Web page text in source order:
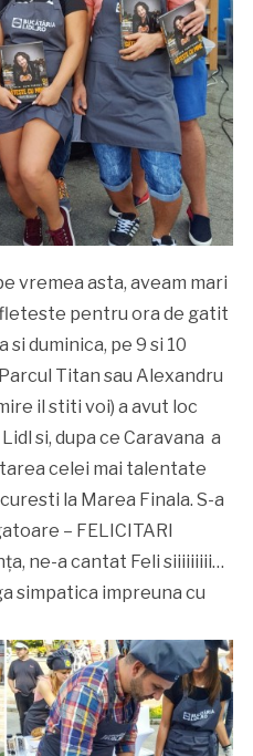
vremea asta, aveam mari
pentru ora de gatit
si duminica, pe 9 si 10
Titan sau Alexandru
il stiti voi) a avut loc
si, dupa ce Caravana a
celei mai talentate
la Marea Finala. S-a
– FELICITARI
ne-a cantat Feli siiiiiiiii…
simpatica impreuna cu